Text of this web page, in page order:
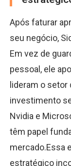
Após faturar
seu negócio,
Em vez de
pessoal, ele
lideram o
investimento
Nvidia e
têm papel
mercado.Essa
estratégico